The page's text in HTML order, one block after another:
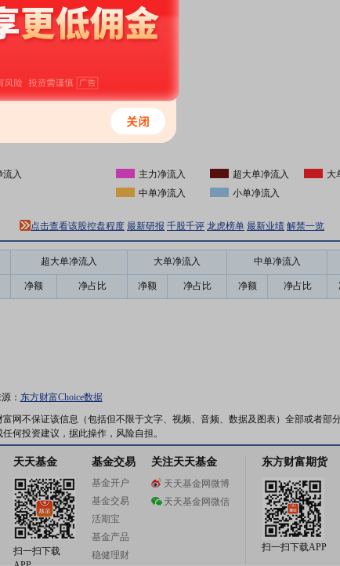
流入
主力净流入 超大单净流入
大
中单净流入
小单净流入
点击查看该股控盘程度 最新研报 千股千评 龙虎榜单 最新业绩 解禁一览
超大单净流入 大单净流入 中单净流入
净额 净占比 净额 净占比 净额 净占比
： 东方财富Choice数据
网不保证该信息（包括但不限于文字、视频、音频、数据及图表）全部或者部
何投资建议，据此操作，风险自担。
天天基金
扫一扫下载
基金交易
基金开户
基金交易
活期宝
基金产品
稳健理财
关注天天基金
天天基金网微博
天天基金网微信
东方财富期货
扫一扫下载APP